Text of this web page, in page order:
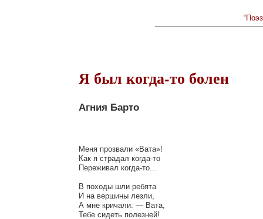
Я был когда-то болен
Агния Барто
Меня прозвали «Вата»!
Как я страдал когда-то
Переживал когда-то...
В походы шли ребята
И на вершины лезли,
А мне кричали: — Вата,
Тебе сидеть полезней!